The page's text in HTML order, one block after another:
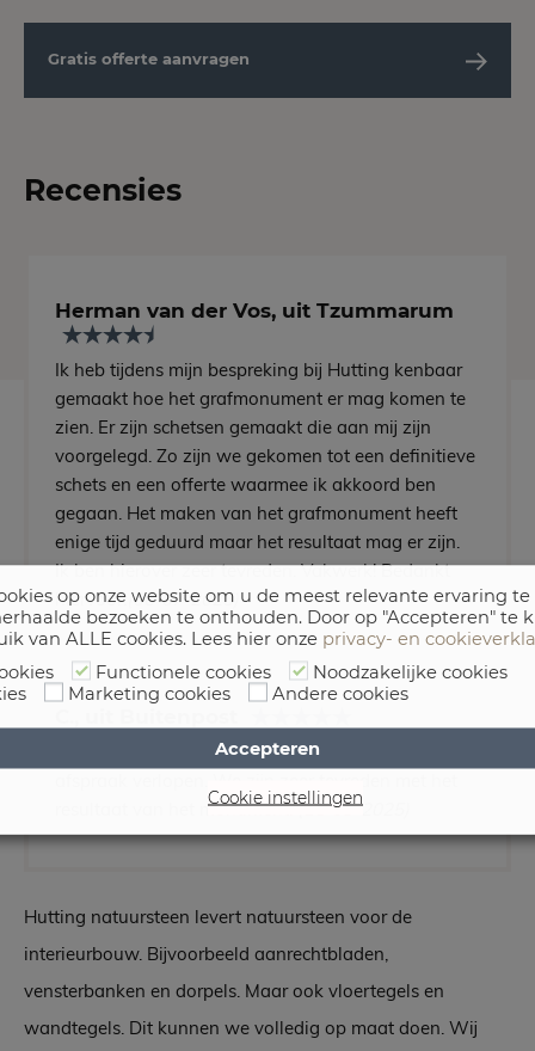
Gratis offerte aanvragen
Recensies
Herman van der Vos, uit Tzummarum
Ik heb tijdens mijn bespreking bij Hutting kenbaar
gemaakt hoe het grafmonument er mag komen te
zien. Er zijn schetsen gemaakt die aan mij zijn
voorgelegd. Zo zijn we gekomen tot een definitieve
schets en een offerte waarmee ik akkoord ben
gegaan. Het maken van het grafmonument heeft
enige tijd geduurd maar het resultaat mag er zijn.
Ik ben hierover zeer tevreden. Vakwerk! Bedankt
hiervoor. (06-07-2025)
Duidelijke communicatie en alles is volgens
resultaat van het monument.(18-09-2025)
Hutting natuursteen levert natuursteen voor de
interieurbouw. Bijvoorbeeld aanrechtbladen,
vensterbanken en dorpels. Maar ook vloertegels en
wandtegels. Dit kunnen we volledig op maat doen. Wij
op onze website om u de meest relevante ervaring
bezoeken te onthouden. Door op "Accepteren" te
van ALLE cookies. Lees hier onze privacy- en
Functionele cookies
Noodzakelijke cookies
Marketing cookies Andere cookies
Cookie instellingen
Accepteren